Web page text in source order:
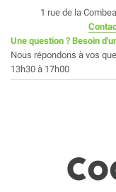
1 rue de la
Une question ? Besoin
Nous répondons à vos
13h30 à 17h00